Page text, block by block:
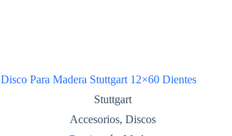
Disco Para Madera Stuttgart 12×60 Dientes
Stuttgart
Accesorios, Discos